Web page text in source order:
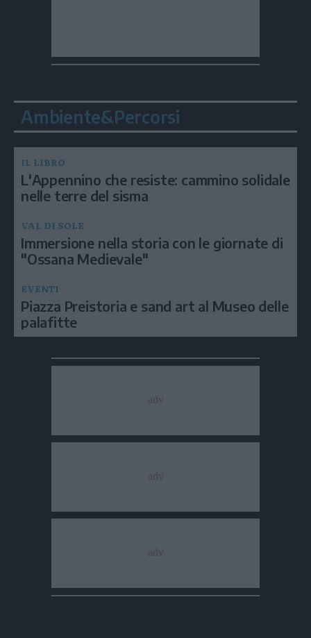
Ambiente&Percorsi
IL LIBRO
L'Appennino che resiste: cammino solidale
nelle terre del sisma
VAL DI SOLE
Immersione nella storia con le giornate di
"Ossana Medievale"
EVENTI
Piazza Preistoria e sand art al Museo delle
palafitte